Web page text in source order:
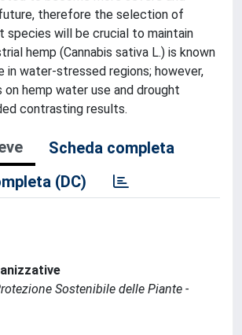
therefore the selection of
species will be crucial to maintain
hemp (Cannabis sativa L.) is known
in water-stressed regions; however,
on hemp water use and drought
contrasting results.
Scheda completa
(DC)
Sostenibile delle Piante -